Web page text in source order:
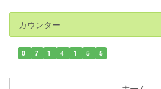
カウンター
0 7 1 4 1 5 5